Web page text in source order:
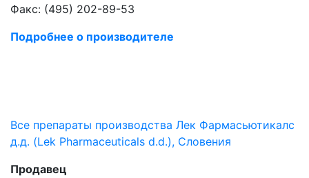
Факс: (495) 202-89-53
Подробнее о производителе
Все препараты производства Лек Фармасьютикалс
д.д. (Lek Pharmaceuticals d.d.), Словения
Продавец